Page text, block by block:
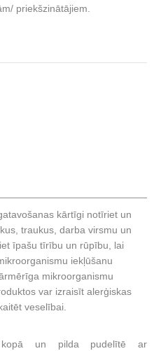
priekšzinātājiem.
kārtīgi notīriet un
traukus, darba virsmu un
īpašu tīrību un rūpību, lai
iekļūšanu
mikroorganismu
var izraisīt alerģiskas
veselībai.
kopā un pilda pudelītē ar